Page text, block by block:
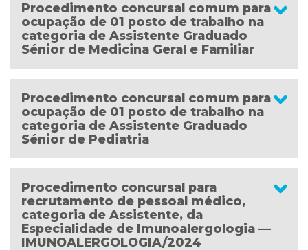
Procedimento concursal comum para
ocupação de 01 posto de trabalho na
categoria de Assistente Graduado
Sénior de Medicina Geral e Familiar
Procedimento concursal comum para
ocupação de 01 posto de trabalho na
categoria de Assistente Graduado
Sénior de Pediatria
Procedimento concursal para
recrutamento de pessoal médico,
categoria de Assistente, da
Especialidade de Imunoalergologia —
IMUNOALERGOLOGIA/2024